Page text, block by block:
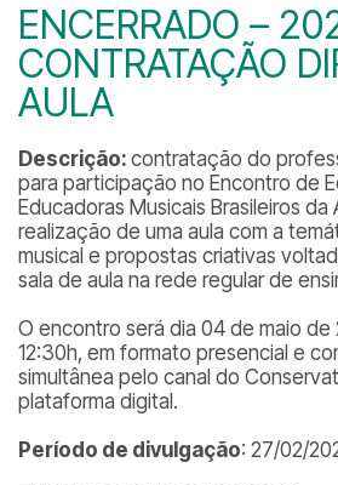
ENCERRADO –
CONTRATAÇÃO
AULA
Descrição: contratação do
para participação no Encontro de
Educadoras Musicais Brasileiros da
realização de uma aula com a
musical e propostas criativas
sala de aula na rede regular de
O encontro será dia 04 de maio de
12:30h, em formato presencial e
simultânea pelo canal do
plataforma digital.
Período de divulgação: 27/02/